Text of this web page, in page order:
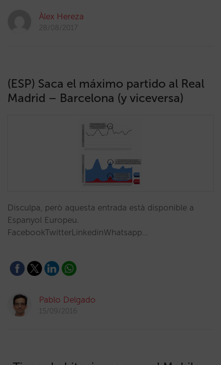
Àlex Hereza
28/08/2017
(ESP) Saca el máximo partido al Real
Madrid – Barcelona (y viceversa)
Disculpa, però aquesta entrada està disponible a
Espanyol Europeu.
FacebookTwitterLinkedinWhatsapp…
Pablo Delgado
15/09/2016